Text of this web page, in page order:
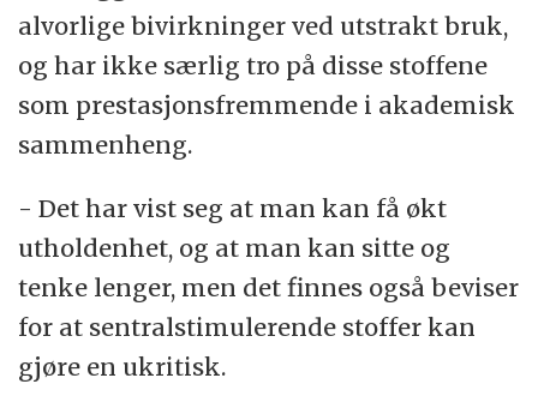
alvorlige bivirkninger ved utstrakt bruk,
og har ikke særlig tro på disse stoffene
som prestasjonsfremmende i akademisk
sammenheng.
- Det har vist seg at man kan få økt
utholdenhet, og at man kan sitte og
tenke lenger, men det finnes også beviser
for at sentralstimulerende stoffer kan
gjøre en ukritisk.